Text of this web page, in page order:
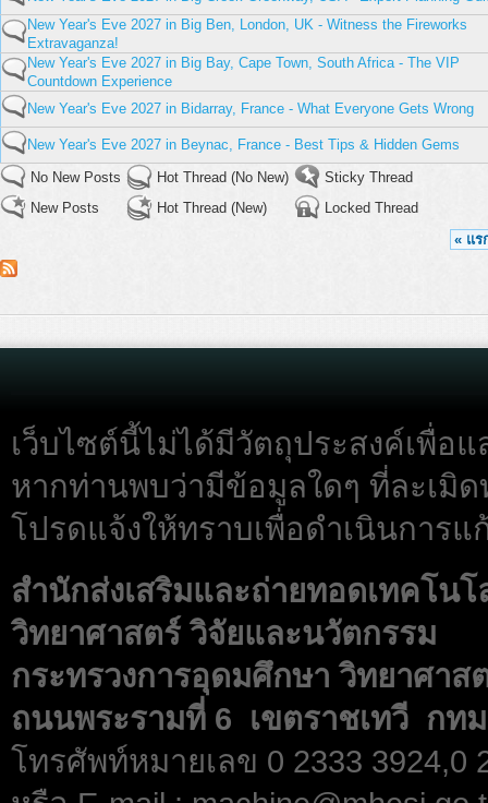
New Year's Eve 2027 in Big Ben, London, UK - Witness the Fireworks
Extravaganza!
New Year's Eve 2027 in Big Bay, Cape Town, South Africa - The VIP
Countdown Experience
New Year's Eve 2027 in Bidarray, France - What Everyone Gets Wrong
New Year's Eve 2027 in Beynac, France - Best Tips & Hidden Gems
No New Posts
New Posts
Hot Thread (No New)
Hot Thread (New)
Sticky Thread
Locked Thread
« แร
เว็บไซต์นี้ไม่ได้มีวัตถุประสงค์เพื่อแ
หากท่านพบว่ามีข้อมูลใดๆ ที่ละเมิ
โปรดแจ้งให้ทราบเพื่อดำเนินการ
สำนักส่งเสริมและถ่ายทอดเทคโน
วิทยาศาสตร์ วิจัยและนวัตกรรม
กระทรวงการอุดมศึกษา วิทยาศาส
ถนนพระรามที่ 6 เขตราชเทวี กทม
โทรศัพท์หมายเลข 0 2333 3924,0